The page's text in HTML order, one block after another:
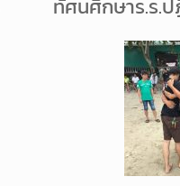
ทัศนศึกษาร.ร.